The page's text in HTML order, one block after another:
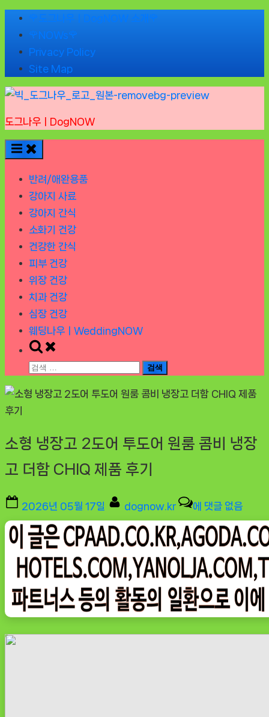
Skip
content
🌹도그나우ㅣDogNOW 소개🌹
🌹NOWs🌹
Privacy Policy
Site Map
도그나우ㅣDogNOW
반려/애완용품
강아지 사료
강아지 간식
소화기 건강
건강한 간식
피부 건강
위장 건강
치과 건강
심장 건강
웨딩나우ㅣWeddingNOW
Toggle
search
검
소형 냉장고 2도어 투도어 원룸 콤비 냉장
고 더함 CHIQ 제품 후기
Posted
on
2026년 05월 17일 By
dognow.kr
소
형
냉
고
2
도
어
투
에 댓글 없음